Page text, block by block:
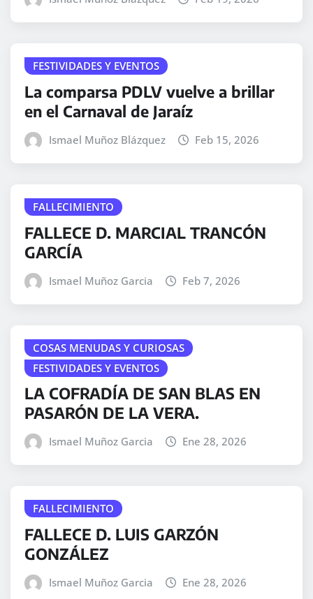
FESTIVIDADES Y EVENTOS
La comparsa PDLV vuelve a brillar
en el Carnaval de Jaraíz
Ismael Muñoz Blázquez Feb 15, 2026
FALLECIMIENTO
FALLECE D. MARCIAL TRANCÓN
GARCÍA
Ismael Muñoz Garcia Feb 7, 2026
COSAS MENUDAS Y CURIOSAS
FESTIVIDADES Y EVENTOS
LA COFRADÍA DE SAN BLAS EN
PASARÓN DE LA VERA.
Ismael Muñoz Garcia Ene 28, 2026
FALLECIMIENTO
FALLECE D. LUIS GARZÓN
GONZÁLEZ
Ismael Muñoz Garcia Ene 28, 2026